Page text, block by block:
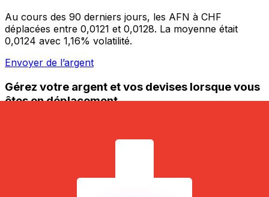
Au cours des 90 derniers jours, les AFN à CHF
déplacées entre 0,0121 et 0,0128. La moyenne était
0,0124 avec 1,16% volatilité.
Envoyer de l’argent
Gérez votre argent et vos devises lorsque vous
êtes en déplacement
nécessaires pour vos transferts d'argent internationaux